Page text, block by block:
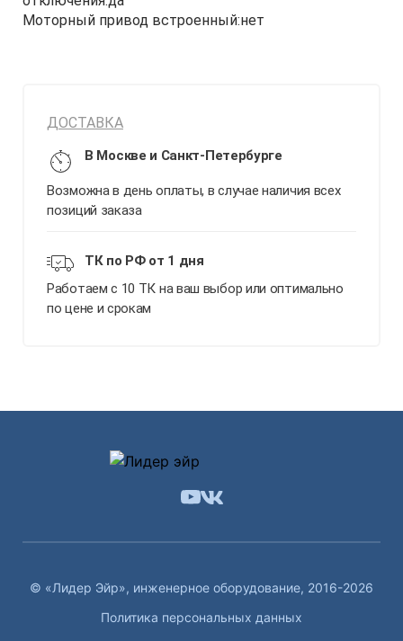
Моторный привод встроенный:нет
ДОСТАВКА
В Москве и Санкт-Петербурге
Возможна в день оплаты, в случае наличия всех
позиций заказа
ТК по РФ от 1 дня
Работаем с 10 ТК на ваш выбор или оптимально
по цене и срокам
© «Лидер Эйр», инженерное оборудование, 2016-2026
Политика персональных данных